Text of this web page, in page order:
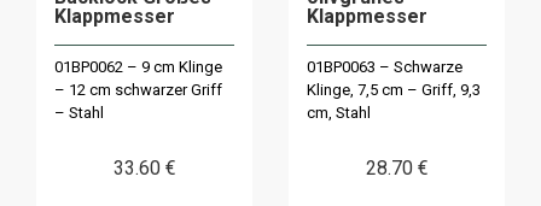
Klappmesser
01BP0062 – 9 cm Klinge
– 12 cm schwarzer Griff
– Stahl
33.60 €
Klappmesser
01BP0063 – Schwarze
Klinge, 7,5 cm – Griff, 9,3
cm, Stahl
28.70 €